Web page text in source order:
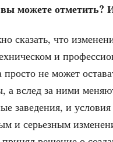
можете отметить?
сказать, что
и
просто не может
а вслед за ними
заведения, и
и серьезным